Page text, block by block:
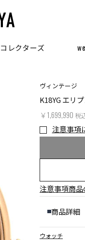
コレクターズ
ヴィンテージ
K18YG エリ
￥1,699,990 税
注意事項
注意事項商
商品詳細
SPECIAL
ウォッチ